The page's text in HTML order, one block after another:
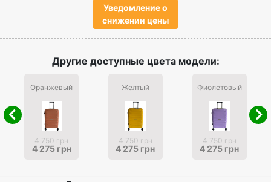
Уведомление о
снижении цены
Другие доступные цвета модели:
Оранжевый
4 750 грн
4 275 грн
Желтый
4 750 грн
4 275 грн
Фиолетовый
4 750 грн
4 275 грн